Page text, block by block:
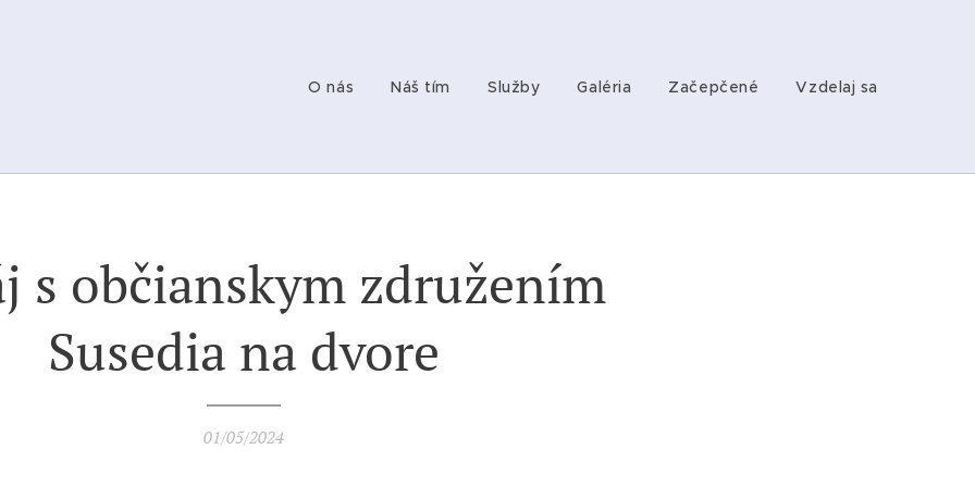
O nás Náš tím Služby Galéria Začepčené Vzdelaj sa
s občianskym združením
Susedia na dvore
01/05/2024